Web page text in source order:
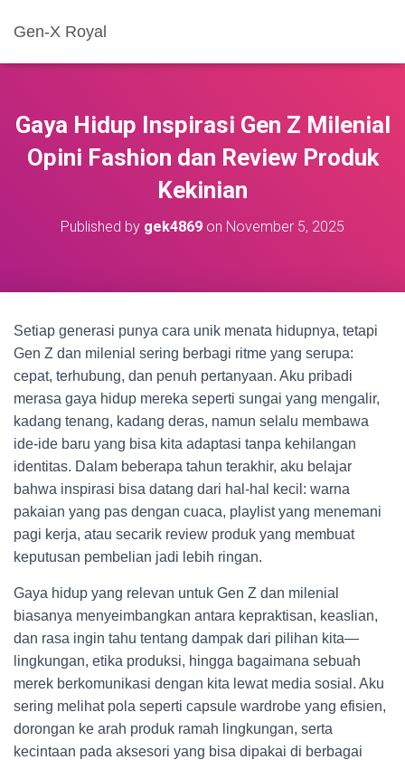
Gen-X Royal
Gaya Hidup Inspirasi Gen Z Milenial
Opini Fashion dan Review Produk
Kekinian
Published by gek4869 on November 5, 2025
Setiap generasi punya cara unik menata hidupnya, tetapi
Gen Z dan milenial sering berbagi ritme yang serupa:
cepat, terhubung, dan penuh pertanyaan. Aku pribadi
merasa gaya hidup mereka seperti sungai yang mengalir,
kadang tenang, kadang deras, namun selalu membawa
ide-ide baru yang bisa kita adaptasi tanpa kehilangan
identitas. Dalam beberapa tahun terakhir, aku belajar
bahwa inspirasi bisa datang dari hal-hal kecil: warna
pakaian yang pas dengan cuaca, playlist yang menemani
pagi kerja, atau secarik review produk yang membuat
keputusan pembelian jadi lebih ringan.
Gaya hidup yang relevan untuk Gen Z dan milenial
biasanya menyeimbangkan antara kepraktisan, keaslian,
dan rasa ingin tahu tentang dampak dari pilihan kita—
lingkungan, etika produksi, hingga bagaimana sebuah
merek berkomunikasi dengan kita lewat media sosial. Aku
sering melihat pola seperti capsule wardrobe yang efisien,
dorongan ke arah produk ramah lingkungan, serta
kecintaan pada aksesori yang bisa dipakai di berbagai